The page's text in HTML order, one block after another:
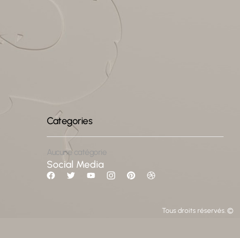
Aucune catégorie
Social Media
Tous droits réservés. ©